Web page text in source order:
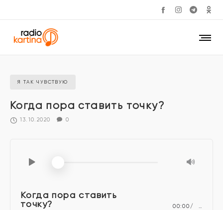
Я ТАК ЧУВСТВУЮ
Когда пора ставить точку?
13.10.2020 0
Когда пора ставить
точку?
00:00 …